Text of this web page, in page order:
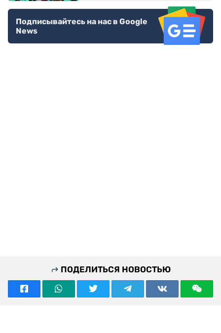
Подписывайтесь на нас в Google
News
ПОДЕЛИТЬСЯ НОВОСТЬЮ